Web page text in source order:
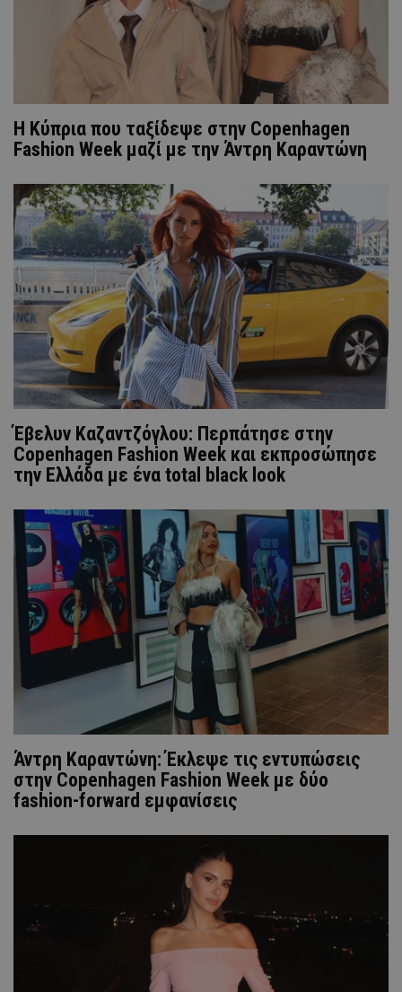
Η Κύπρια που ταξίδεψε στην Copenhagen
Fashion Week μαζί με την Άντρη Καραντώνη
Έβελυν Καζαντζόγλου: Περπάτησε στην
Copenhagen Fashion Week και εκπροσώπησε
την Ελλάδα με ένα total black look
Άντρη Καραντώνη: Έκλεψε τις εντυπώσεις
στην Copenhagen Fashion Week με δύο
fashion-forward εμφανίσεις